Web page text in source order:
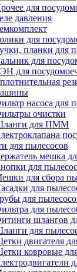
для
давления
для
планки для
для
для
насоса для
очистки
для ПММ
для пылесосов
мешка
для
для сбора
для
для
для
шлангов
для
двигателя
ковровые